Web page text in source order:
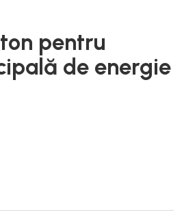
pentru
de energie